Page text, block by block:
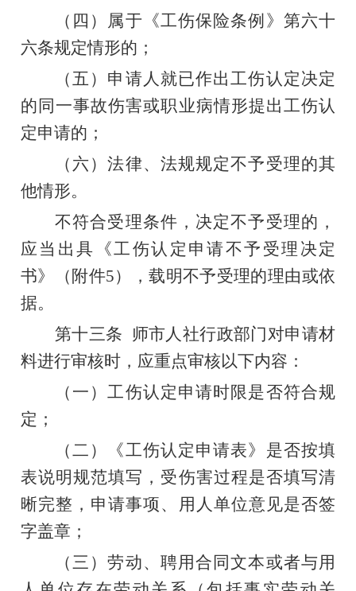
（四）属于《工伤保险条例》第六十
六条规定情形的；
（五）申请人就已作出工伤认定决定
的同一事故伤害或职业病情形提出工伤认
定申请的；
（六）法律、法规规定不予受理的其
他情形。
不符合受理条件，决定不予受理的，
应当出具《工伤认定申请不予受理决定
书》（ 附件5），载明不予受理的理由或依
据。
第十三条
师市人社行政部门对申请材
料进行审核时，应重点审核以下内容：
（一）工伤认定申请时限是否符合规
定；
（二）《工伤认定申请表》是否按填
表说明规范填写，受伤害过程是否填写清
晰完整，申请事项、用人单位意见是否签
字盖章；
（三 ）劳动、聘用合同文本或者与用